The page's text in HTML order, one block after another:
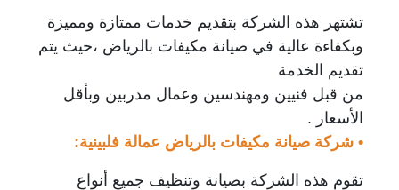
تشتهر هذه الشركة بتقديم خدمات ممتازة ومميزة
وبكفاءة عالية في صيانة مكيفات بالرياض ،حيث يتم
تقديم الخدمة
من قبل فنيين ومهندسين وعمال مدربين وبأقل
الأسعار .
• شركة صيانة مكيفات بالرياض عمالة فلبينية:
تقوم هذه الشركة بصيانة وتنظيف جميع أنواع